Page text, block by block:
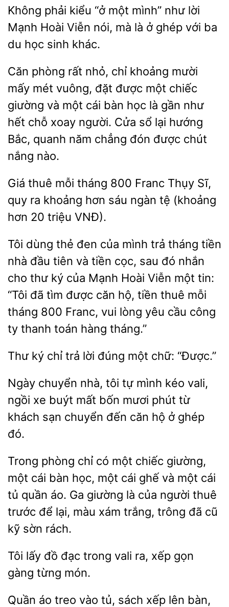
Không phải
“ở một mình” như lời
Mạnh Hoài Viễn nói, mà là ở ghép
ba
du học
khác.
Căn phòng rất nhỏ, chỉ khoảng mười
mấy mét vuông, đặt được một chiếc
giường và một cái
học là gần như
hết chỗ xoay người. Cửa sổ
hướng
Bắc, quanh năm
đón được chút
nắng nào.
Giá thuê mỗi
800 Franc Thụy Sĩ,
quy ra khoảng
sáu ngàn tệ (khoảng
hơn
triệu VNĐ).
Tôi dùng thẻ đen của mình trả tháng tiền
nhà đầu tiên
tiền cọc, sau đó nhắn
cho thư ký của Mạnh Hoài Viễn một tin:
“Tôi đã tìm được
hộ, tiền thuê mỗi
tháng 800 Franc, vui lòng yêu cầu công
ty thanh
hàng tháng.”
Thư chỉ trả lời một “Được.”
Ngày chuyển nhà, tôi
mình kéo vali,
ngồi xe buýt mất bốn mươi
từ
khách sạn
đến căn hộ ở ghép
đó.
Trong phòng chỉ có một chiếc giường,
cái
học, một cái ghế và một cái
tủ quần áo. Ga giường là của người thuê
trước
lại, màu xám trắng, trông đã cũ
kỹ sờn rách.
Tôi lấy đồ đạc trong vali ra, xếp
gàng
Quần áo vào tủ, sách xếp
bàn,